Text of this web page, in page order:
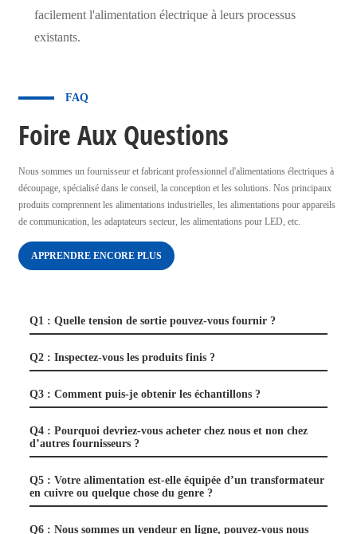
facilement l'alimentation électrique à leurs processus
existants.
FAQ
Foire Aux Questions
Nous sommes un fournisseur et fabricant professionnel d'alimentations électriques à
découpage, spécialisé dans le conseil, la conception et les solutions. Nos principaux
produits comprennent les alimentations industrielles, les alimentations pour appareils
de communication, les adaptateurs secteur, les alimentations pour LED, etc.
APPRENDRE ENCORE PLUS
Q1 : Quelle tension de sortie pouvez-vous fournir ?
Q2 : Inspectez-vous les produits finis ?
Q3 : Comment puis-je obtenir les échantillons ?
Q4 : Pourquoi devriez-vous acheter chez nous et non chez
d’autres fournisseurs ?
Q5 : Votre alimentation est-elle équipée d’un transformateur
en cuivre ou quelque chose du genre ?
Q6 : Nous sommes un vendeur en ligne, pouvez-vous nous